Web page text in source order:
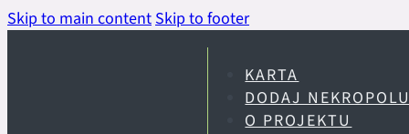
Skip to main contentSkip to footer
KARTA
DODAJ
O PROJEKTU